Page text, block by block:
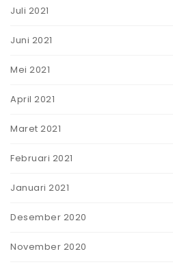
Juli 2021
Juni 2021
Mei 2021
April 2021
Maret 2021
Februari 2021
Januari 2021
Desember 2020
November 2020